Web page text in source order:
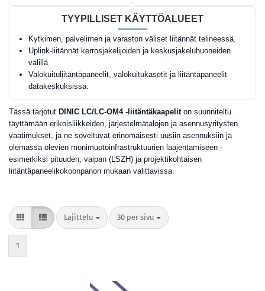
TYYPILLISET KÄYTTÖALUEET
Kytkimen, palvelimen ja varaston väliset liitännät telineessä.
Uplink-liitännät kerrosjakelijoiden ja keskusjakeluhuoneiden
välillä
Valokuituliitäntäpaneelit, valokuitukasetit ja liitäntäpaneelit
datakeskuksissa.
Tässä tarjotut DINIC LC/LC-OM4 -liitäntäkaapeliton suunniteltu
täyttämään erikoisliikkeiden, järjestelmätalojen ja asennusyritysten
vaatimukset, ja ne soveltuvat erinomaisesti uusiin asennuksiin ja
olemassa olevien monimuotoinfrastruktuurien laajentamiseen -
esimerkiksi pituuden, vaipan (LSZH) ja projektikohtaisen
liitäntäpaneelikokoonpanon mukaan valittavissa.
Lajittelu
Lajittelu 30 per sivu
per sivu
1